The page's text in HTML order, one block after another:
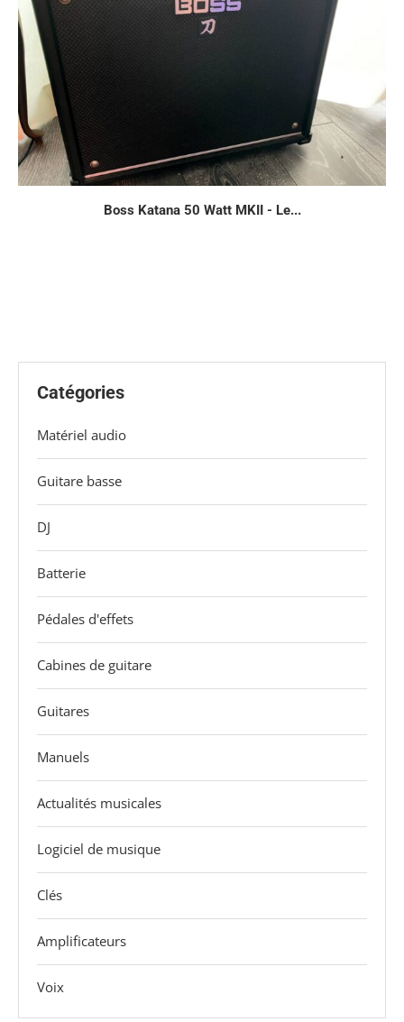
Boss Katana 50 Watt MKII - Le...
Catégories
Matériel audio
Guitare basse
DJ
Batterie
Pédales d'effets
Cabines de guitare
Guitares
Manuels
Actualités musicales
Logiciel de musique
Clés
Amplificateurs
Voix